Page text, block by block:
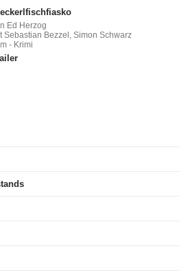
Ed Herzog
Sebastian Bezzel, Simon Schwarz
- Krimi